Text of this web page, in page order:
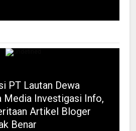
PT Lautan Dewa
Media Investigasi Info,
Artikel Bloger
Benar